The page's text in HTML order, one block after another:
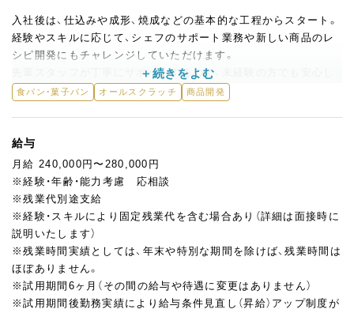
入社後は、仕込みや成形、焼成などの基本的な工程からスタート。
経験やスキルに応じて、シェフのサポート業務や新しい商品のレ
シピ開発にもチャレンジしていただけます。
先輩スタッフが丁寧にサポートするので、未経験の方でも安心し
てスタートできる環境です。
ケーションや店舗運営など、ブーランジェリー全体を支える存在
としてのご活躍を期待しています！
食パン・菓子パン オールスクラッチ 商品開発
給与
月給 240,000円〜280,000円
※経験・年齢・能力考慮 応相談
※残業代別途支給
※経験・スキルにより固定残業代を含む場合あり（詳細は面接時に
説明いたします）
※残業時間実績としては、年末や特別な期間を除けば、残業時間は
ほぼありません。
※試用期間6ヶ月（その間の給与や待遇に変更はありません）
※試用期間後勤務実績により給与条件見直し（昇給）アップ制度が